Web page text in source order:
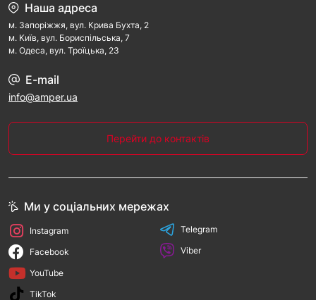
Наша адреса
м. Запорiжжя, вул. Крива Бухта, 2
м. Kиїв, вул. Бориспільська, 7
м. Одеса, вул. Троїцька, 23
E-mail
info@amper.ua
Перейти до контактів
Ми у соціальних мережах
Instagram
Facebook
YouTube
TikTok
Telegram
Viber